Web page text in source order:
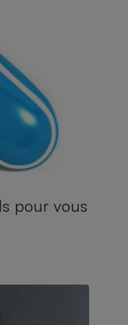
pour vous